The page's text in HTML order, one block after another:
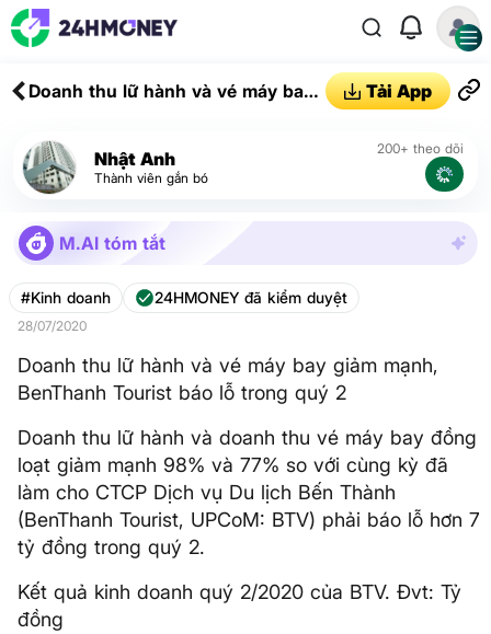
Doanh thu lữ hành và vé máy bay
lỗ trong quý 2
Tải App
Nhật Anh
Thành viên gắn bó
200+ theo dõi
M.AI tóm tắt
#Kinh doanh 24HMONEY đã kiểm duyệt
28/07/2020
Doanh thu lữ hành và vé máy bay giảm mạnh,
BenThanh Tourist báo lỗ trong quý 2
Doanh thu lữ hành và doanh thu vé máy bay đồng
loạt giảm mạnh 98% và 77% so với cùng kỳ đã
làm cho CTCP Dịch vụ Du lịch Bến Thành
(BenThanh Tourist, UPCoM: BTV) phải báo lỗ hơn 7
tỷ đồng trong quý 2.
Kết quả kinh doanh quý 2/2020 của BTV. Đvt: Tỷ
đồng